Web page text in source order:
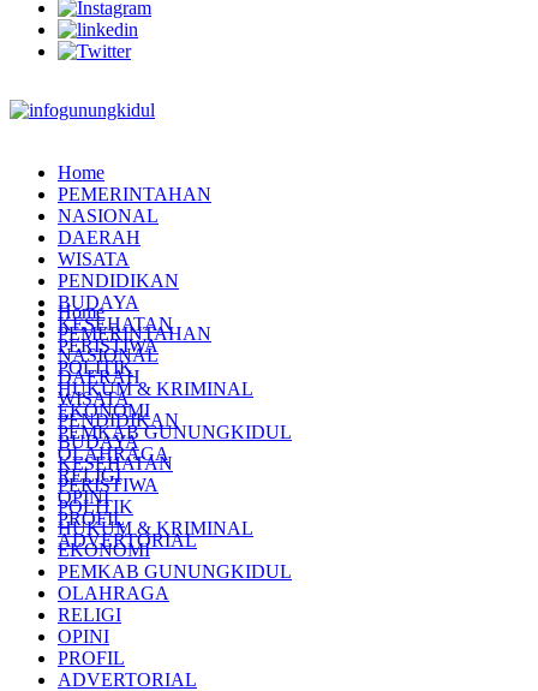
Home
PEMERINTAHAN
NASIONAL
DAERAH
WISATA
PENDIDIKAN
BUDAYA
KESEHATAN
PERISTIWA
POLITIK
HUKUM & KRIMINAL
EKONOMI
PEMKAB GUNUNGKIDUL
OLAHRAGA
RELIGI
OPINI
PROFIL
ADVERTORIAL
Home
PEMERINTAHAN
NASIONAL
DAERAH
WISATA
PENDIDIKAN
BUDAYA
KESEHATAN
PERISTIWA
POLITIK
HUKUM & KRIMINAL
EKONOMI
PEMKAB GUNUNGKIDUL
OLAHRAGA
RELIGI
OPINI
PROFIL
ADVERTORIAL